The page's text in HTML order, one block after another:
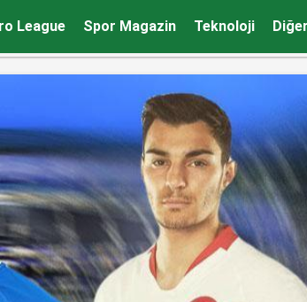
League Spor Magazin Teknoloji